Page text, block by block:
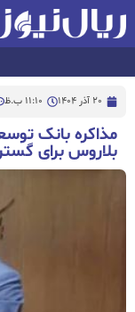
20 آذر 1404 11:10 ب.ظ
مذاکره بانک
بلاروس برای